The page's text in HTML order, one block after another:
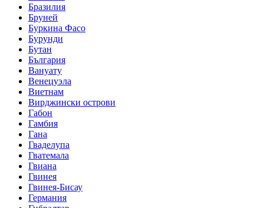
Бразилия
Бруней
Буркина Фасо
Бурунди
Бутан
България
Вануату
Венецуэла
Виетнам
Вирджински острови
Габон
Гамбия
Гана
Гваделупа
Гватемала
Гвиана
Гвинея
Гвинея-Бисау
Германия